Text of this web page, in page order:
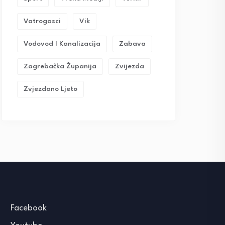
Vatrogasci Vik
Vodovod I Kanalizacija Zabava
Zagrebačka Županija Zvijezda
Zvjezdano Ljeto
Facebook